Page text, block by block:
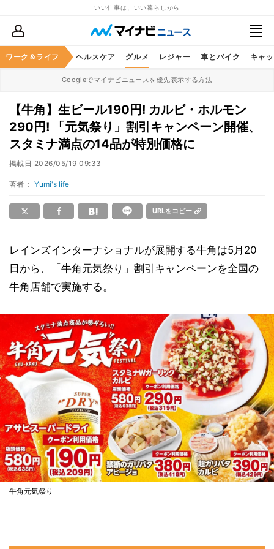
いい仕事は、いい暮らしから
ワーク＆ライフ
マネー 暮らし ヘルスケア グルメ レジャー 車とバイク キャ
Googleでマイナビニュースを優先表示する方法
【牛角】生ビール190円! カルビ・ホルモン
290円! 「元気祭り」割引キャンペーン開催、
スタミナ満点の14品が特別価格に
掲載日 2026/05/19 09:33
著者： Yumi's life
URLをコピー
レインズインターナショナルが展開する牛角は5月20
日から、「牛角元気祭り」割引キャンペーンを全国の
牛角店舗で実施する。
牛角元気祭り